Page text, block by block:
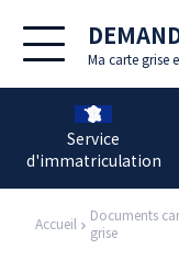
Ma carte grise
Service
d'immatriculation
Accueil
Documents
grise